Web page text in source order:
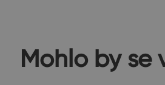
Mohlo by se